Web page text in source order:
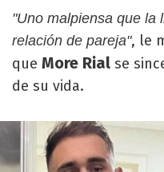
"Uno malpiensa que la
relación de pareja", le
que More Rial se
de su vida.